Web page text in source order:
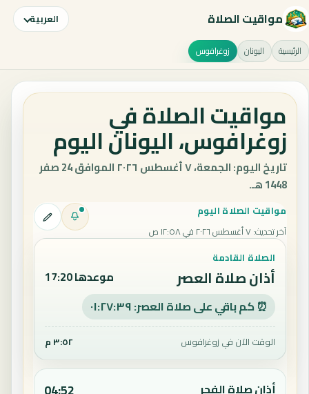
مواقيت الصلاة العربية
الرئيسية اليونان زوغرافوس
مواقيت الصلاة في
زوغرافوس، اليونان اليوم
تاريخ اليوم: الجمعة، ٧ أغسطس ٢٠٢٦ الموافق 24 صفر
1448 هـ.
مواقيت الصلاة اليوم
آخر تحديث:٧ أغسطس ٢٠٢٦ في ١٢:٥٨ ص
الصلاة القادمة
أذان صلاة العصر موعدها 17:20
⏰ كم باقي على صلاة العصر: ٠١:٢٧:٣٨
الوقت الآن في زوغرافوس ٣:٥٢ م
أذان صلاة الفجر